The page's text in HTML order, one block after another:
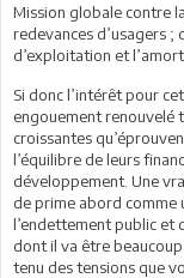
Mission globale contre
redevances d’usagers
d’exploitation et
Si donc l’intérêt pour
engouement renouvelé
croissantes
l’équilibre de leurs
développement. Une
de prime abord comme
l’endettement public et
dont il va être
tenu des tensions que